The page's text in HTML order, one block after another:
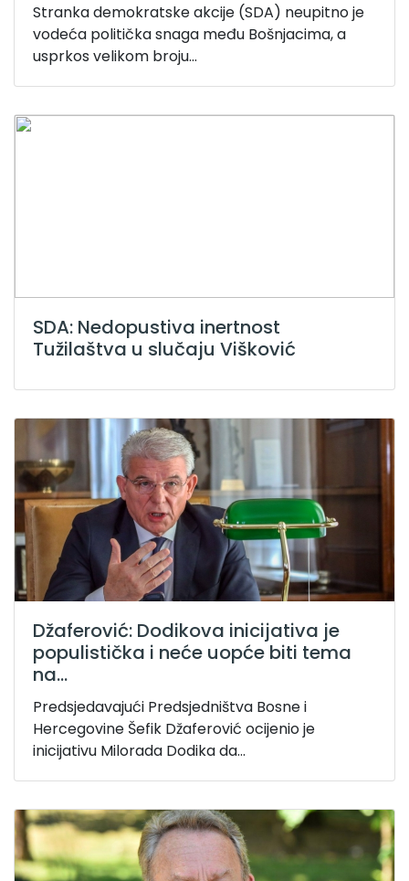
Stranka demokratske akcije (SDA) neupitno je
vodeća politička snaga među Bošnjacima, a
usprkos velikom broju...
SDA: Nedopustiva inertnost
Tužilaštva u slučaju Višković
Džaferović: Dodikova inicijativa je
populistička i neće uopće biti tema
na...
Predsjedavajući Predsjedništva Bosne i
Hercegovine Šefik Džaferović ocijenio je
inicijativu Milorada Dodika da...